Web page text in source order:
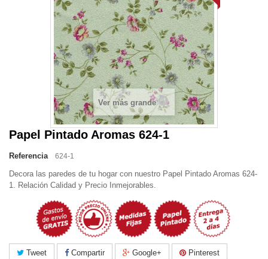
Ver más grande
Papel Pintado Aromas 624-1
Referencia 624-1
Decora las paredes de tu hogar con nuestro Papel Pintado Aromas 624-
1. Relación Calidad y Precio Inmejorables.
Tweet Compartir Google+ Pinterest